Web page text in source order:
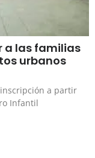
a las familias
urbanos
a partir
Infantil